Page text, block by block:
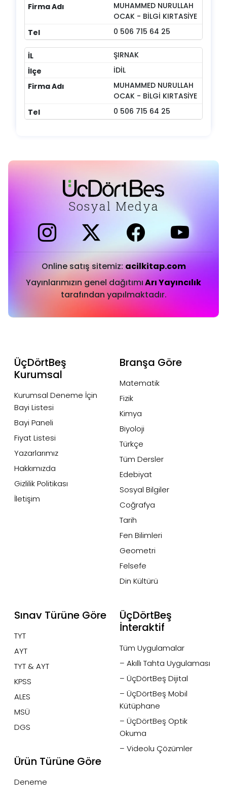
MUHAMMED NURULLAH
OCAK - BİLGİ KIRTASİYE
0 506 715 64 25
ŞIRNAK
İDİL
MUHAMMED NURULLAH
OCAK - BİLGİ KIRTASİYE
0 506 715 64 25
Sosyal Medya
Online satış sitemiz:acilkitap.com
Yayınlarımızın genel dağıtımıArı Yayıncılık
tarafından yapılmaktadır.
ÜçDörtBeş
Kurumsal
Kurumsal Deneme İçin
Bayi Listesi
Bayi Paneli
Fiyat Listesi
Yazarlarımız
Hakkımızda
Gizlilik Politikası
İletişim
Branşa Göre
Matematik
Fizik
Kimya
Biyoloji
Türkçe
Tüm Dersler
Edebiyat
Sosyal Bilgiler
Coğrafya
Tarih
Fen Bilimleri
Geometri
Felsefe
Din Kültürü
Sınav Türüne Göre
TYT
AYT
TYT & AYT
KPSS
ALES
MSÜ
DGS
Ürün Türüne Göre
Deneme
ÜçDörtBeş
İnteraktif
Tüm Uygulamalar
– Akıllı Tahta Uygulaması
– ÜçDörtBeş Dijital
– ÜçDörtBeş Mobil
Kütüphane
– ÜçDörtBeş Optik
Okuma
– Videolu Çözümler